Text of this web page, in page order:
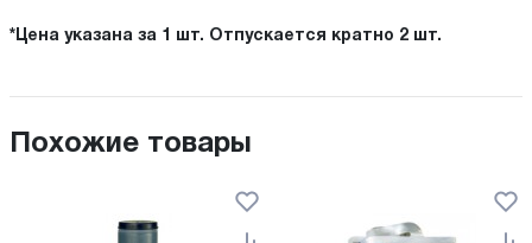
*Цена указана за 1 шт. Отпускается кратно 2 шт.
Похожие товары